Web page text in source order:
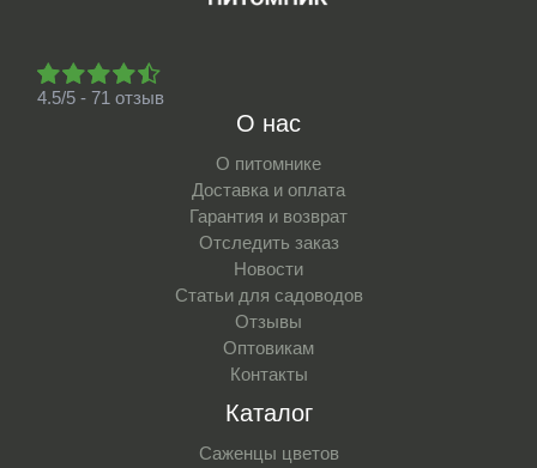
4.5/5 - 71 отзыв
О нас
О питомнике
Доставка и оплата
Гарантия и возврат
Отследить заказ
Новости
Статьи для садоводов
Отзывы
Оптовикам
Контакты
Каталог
Саженцы цветов